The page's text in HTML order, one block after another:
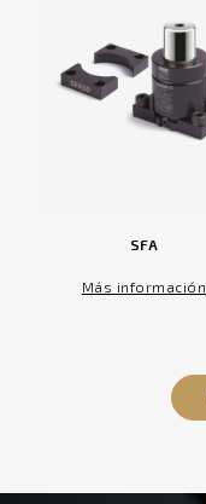
SFA
Más información